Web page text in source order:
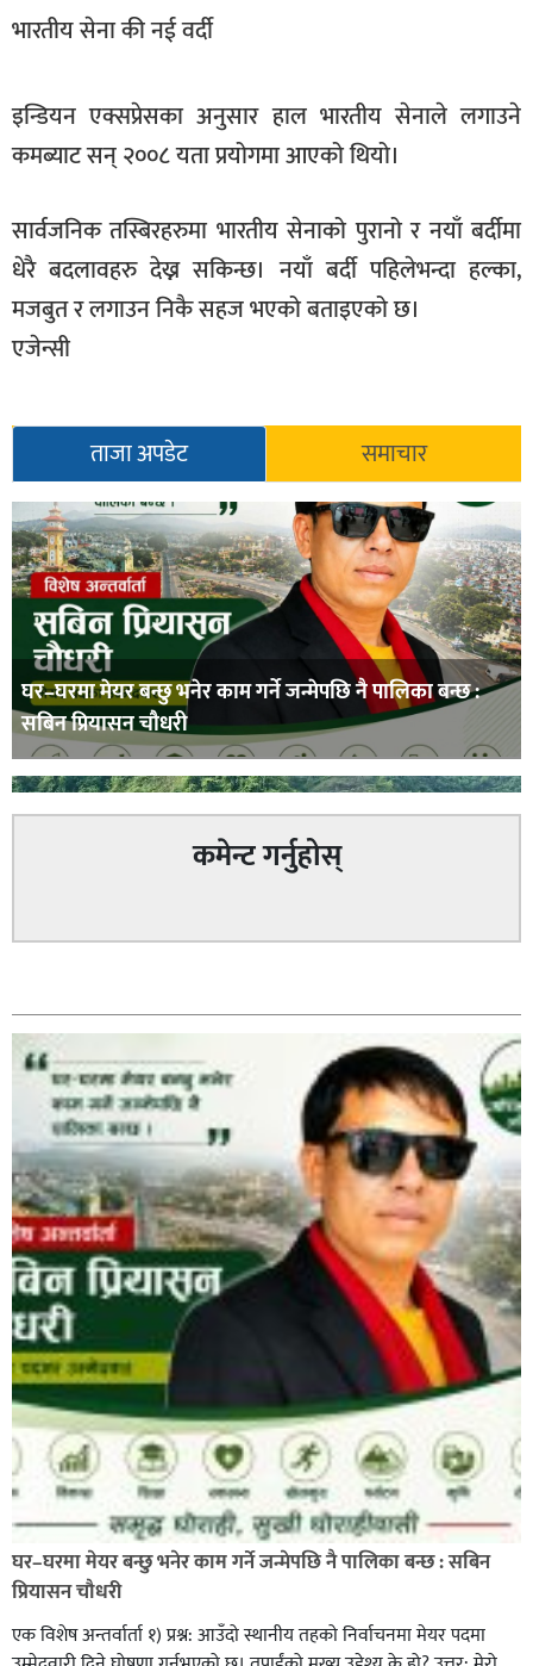
साहित्य
प्रवधि
भारतीय सेना की नई वर्दी
इन्डियन एक्सप्रेसका अनुसार हाल भारतीय सेनाले लगाउने
कमब्याट सन् २००८ यता प्रयोगमा आएको थियो।
सार्वजनिक तस्बिरहरुमा भारतीय सेनाको पुरानो र नयाँ बर्दीमा
धेरै बदलावहरु देख्न सकिन्छ। नयाँ बर्दी पहिलेभन्दा हल्का,
मजबुत र लगाउन निकै सहज भएको बताइएको छ।
एजेन्सी
ताजा अपडेट समाचार
घर–घरमा मेयर बन्छु भनेर काम गर्ने जन्मेपछि नै पालिका बन्छ :
सबिन प्रियासन चौधरी
प्रहरी साहयक निरीक्षक कुलबहादुर बिककाे पहलमा खडैचा
प्रहरीले पायाे जग्गाधनी पुर्जा
पत्रकारको प्रेसकार्ड बोकेर हिड्ने लागुऔषध कारोबारमा संलग्न
रहेको आरोपमा ३ जना पक्राउ,
कमेन्ट गर्नुहोस्
घर–घरमा मेयर बन्छु भनेर काम गर्ने जन्मेपछि नै पालिका बन्छ : सबिन
प्रियासन चौधरी
एक विशेष अन्तर्वार्ता १) प्रश्न: आउँदो स्थानीय तहको निर्वाचनमा मेयर पदमा